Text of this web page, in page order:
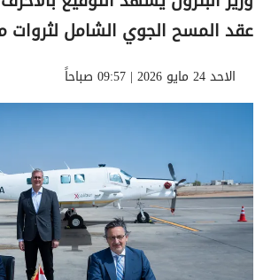
عقد المسح الجوي الشامل لثروات
الاحد 24 مايو 2026 | 09:57 صباحاً